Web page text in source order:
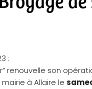
:
renouvelle son
à Allaire le